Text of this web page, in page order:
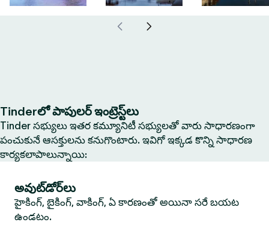
Tinderలో పాపులర్ ఇంట్రెస్ట్‌లు
Tinder సభ్యులు ఇతర కమ్యూనిటీ సభ్యులతో వారు సాధారణంగా
పంచుకునే ఆసక్తులను కనుగొంటారు. ఇవిగో ఇక్కడ కొన్ని సాధారణ
కార్యకలాపాలున్నాయి:
అవుట్‌డోర్‌లు
హైకింగ్, బైకింగ్, వాకింగ్, ఏ కారణంతో అయినా సరే బయట
ఉండటం.